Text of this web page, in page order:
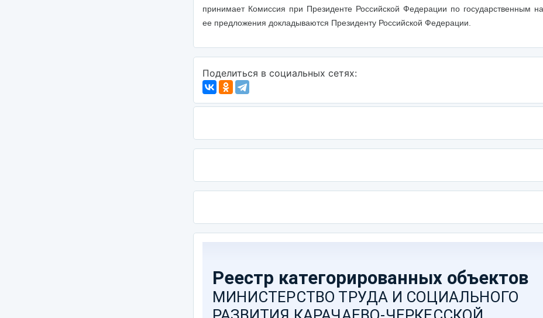
принимает Комиссия при Президенте Российской Федерации по государственным
ее предложения докладываются Президенту Российской Федерации.
Поделиться в социальных сетях: